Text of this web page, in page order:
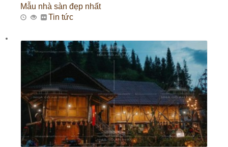
Mẫu nhà sàn đẹp nhất
Tin tức